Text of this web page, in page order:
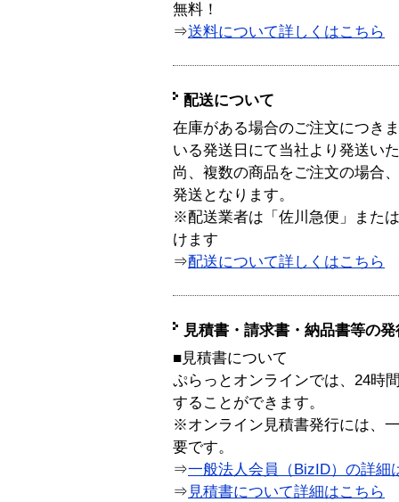
無料！
⇒送料について詳しくはこちら
配送について
在庫がある場合のご注文につき
いる発送日にて当社より発送い
尚、複数の商品をご注文の場合
発送となります。
※配送業者は「佐川急便」また
けます
⇒配送について詳しくはこちら
見積書・請求書・納品書等の
■見積書について
ぷらっとオンラインでは、24時
することができます。
※オンライン見積書発行には、
要です。
⇒一般法人会員（BizID）の詳細
⇒ 見積書について詳細はこちら